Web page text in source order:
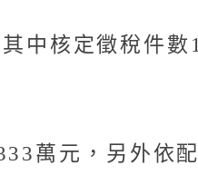
中核定徵稅件數
萬元，另外依